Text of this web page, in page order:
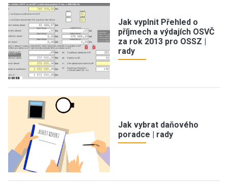
Jak vyplnit Přehled o
příjmech a výdajích OSVČ
za rok 2013 pro OSSZ |
rady
Jak vybrat daňového
poradce | rady